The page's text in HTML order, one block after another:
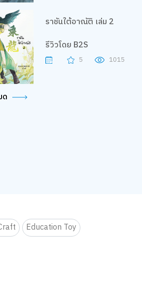
ราชันใต้อาณัติ เล่ม 2
รีวิวโดย B2S
5 1015
ด
Education Toy